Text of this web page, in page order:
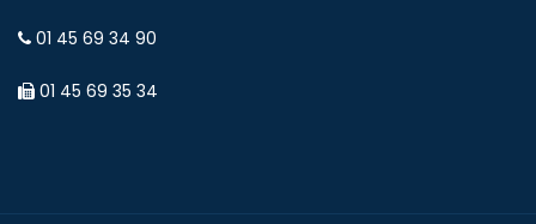
01 45 69 34 90
01 45 69 35 34